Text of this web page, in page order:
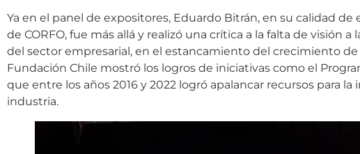
Ya en el panel de expositores, Eduardo Bitrán, en su calidad
de CORFO, fue más allá y realizó una crítica a la falta de
del sector empresarial, en el estancamiento del crecimiento
Fundación Chile mostró los logros de iniciativas como el
que entre los años 2016 y 2022 logró apalancar recursos para
industria.